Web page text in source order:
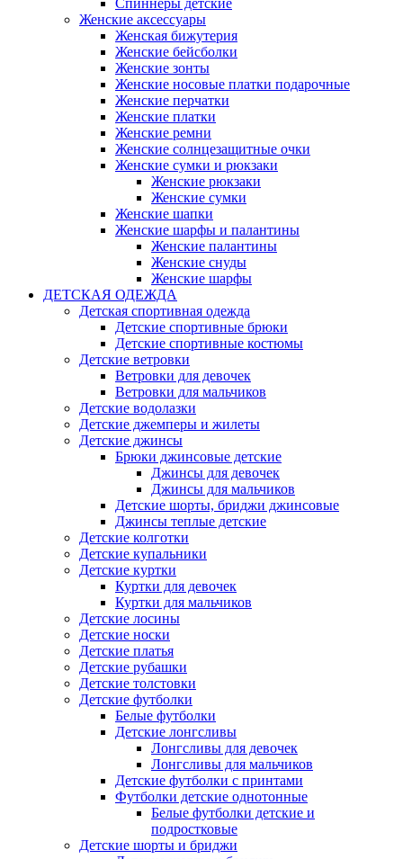
Спиннеры детские
Женские аксессуары
Женская бижутерия
Женские бейсболки
Женские зонты
Женские носовые платки подарочные
Женские перчатки
Женские платки
Женские ремни
Женские солнцезащитные очки
Женские сумки и рюкзаки
Женские рюкзаки
Женские сумки
Женские шапки
Женские шарфы и палантины
Женские палантины
Женские снуды
Женские шарфы
ДЕТСКАЯ ОДЕЖДА
Детская спортивная одежда
Детские спортивные брюки
Детские спортивные костюмы
Детские ветровки
Ветровки для девочек
Ветровки для мальчиков
Детские водолазки
Детские джемперы и жилеты
Детские джинсы
Брюки джинсовые детские
Джинсы для девочек
Джинсы для мальчиков
Детские шорты, бриджи джинсовые
Джинсы теплые детские
Детские колготки
Детские купальники
Детские куртки
Куртки для девочек
Куртки для мальчиков
Детские лосины
Детские носки
Детские платья
Детские рубашки
Детские толстовки
Детские футболки
Белые футболки
Детские лонгсливы
Лонгсливы для девочек
Лонгсливы для мальчиков
Детские футболки с принтами
Футболки детские однотонные
Белые футболки детские и
подростковые
Детские шорты и бриджи